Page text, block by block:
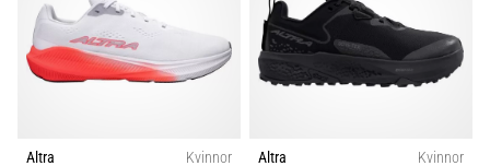
Altra
Kvinnor
Altra
Kvinnor